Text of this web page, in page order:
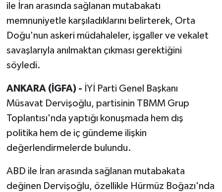
ile İran arasında sağlanan mutabakatı
memnuniyetle karşıladıklarını belirterek, Orta
Doğu'nun askeri müdahaleler, işgaller ve vekalet
savaşlarıyla anılmaktan çıkması gerektiğini
söyledi.
ANKARA (İGFA) - İYİ Parti Genel Başkanı
Müsavat Dervişoğlu, partisinin TBMM Grup
Toplantısı'nda yaptığı konuşmada hem dış
politika hem de iç gündeme ilişkin
değerlendirmelerde bulundu.
ABD ile İran arasında sağlanan mutabakata
değinen Dervişoğlu, özellikle Hürmüz Boğazı'nda